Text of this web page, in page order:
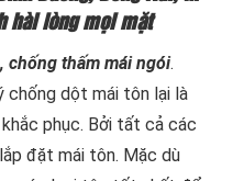
hài lòng mọi mặt
chống thấm mái ngói.
chống dột mái tôn lại là
phục. Bởi tất cả các
đặt mái tôn. Mặc dù